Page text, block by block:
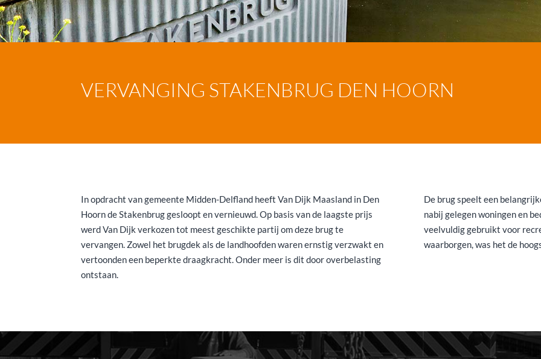
VERVANGING STAKENBRUG DEN HOORN
In opdracht van gemeente Midden-Delfland heeft Van Dijk Maasland in Den
Hoorn de Stakenbrug gesloopt en vernieuwd. Op basis van de laagste prijs
werd Van Dijk verkozen tot meest geschikte partij om deze brug te
vervangen. Zowel het brugdek als de landhoofden waren ernstig verzwakt en
vertoonden een beperkte draagkracht. Onder meer is dit door overbelasting
ontstaan.
De brug speelt een
nabij gelegen woningen en
veelvuldig gebruikt voor
waarborgen, was het de